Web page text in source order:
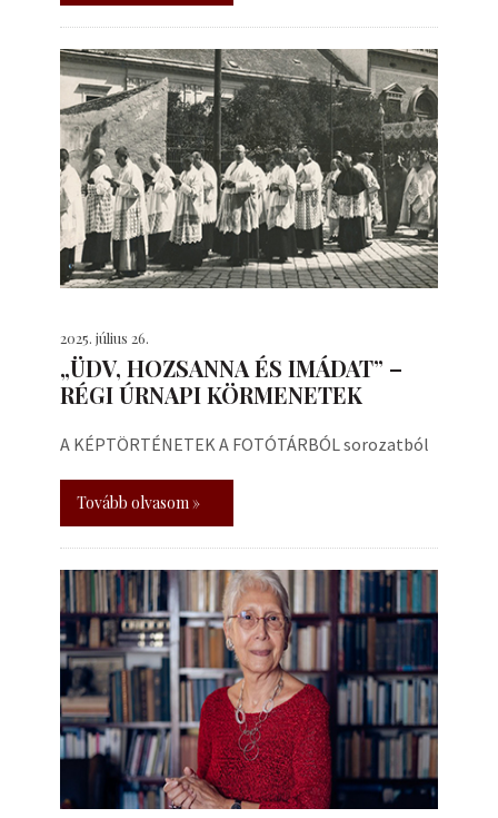
2025. július 26.
„ÜDV, HOZSANNA ÉS IMÁDAT” –
RÉGI ÚRNAPI KÖRMENETEK
A KÉPTÖRTÉNETEK A FOTÓTÁRBÓL sorozatból
Tovább olvasom »